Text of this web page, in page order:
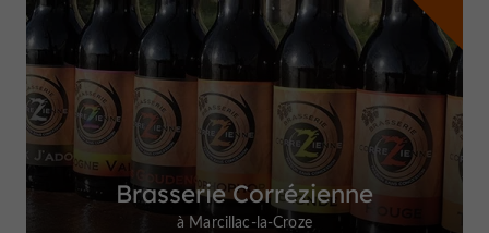
Brasserie Corrézienne
à Marcillac-la-Croze